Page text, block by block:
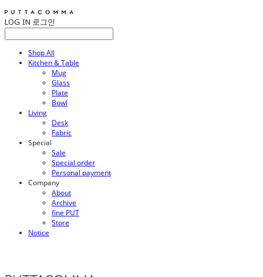
LOG IN 로그인
Shop All
Kitchen & Table
Mug
Glass
Plate
Bowl
Living
Desk
Fabric
Special
Sale
Special order
Personal payment
Company
About
Archive
fine PUT
Store
Notice